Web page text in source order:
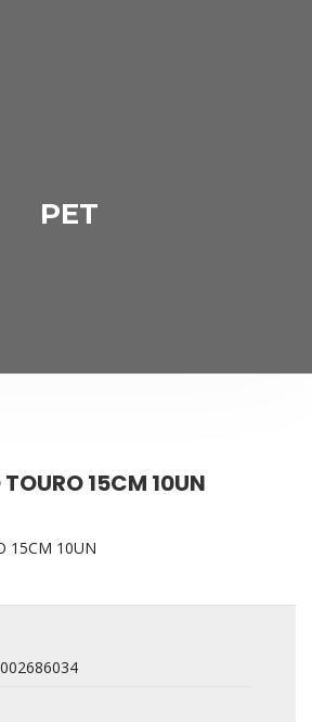
PET
15CM 10UN
15CM 10UN